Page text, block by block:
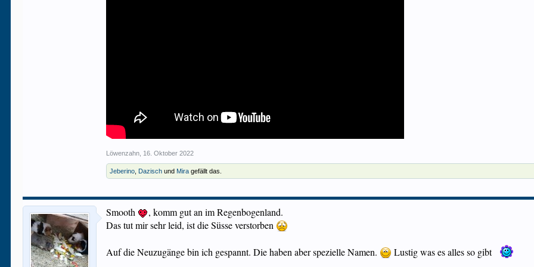
Löwenzahn 16. Oktober 2022
Jeberino Dazisch und Mira gefällt das.
Smooth
, komm gut an im Regenbogenland.
Das tut mir sehr leid, ist die Süsse verstorben
Auf die Neuzugänge bin ich gespannt. Die haben aber spezielle Namen. Lustig was es alles so gibt